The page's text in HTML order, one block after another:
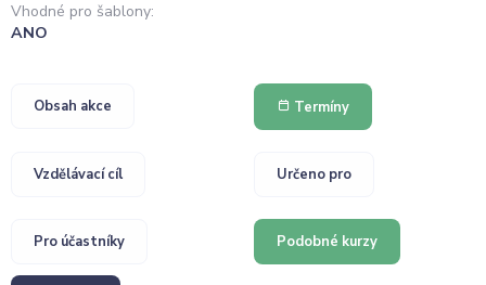
Vhodné pro šablony:
ANO
Obsah akce Termíny
Vzdělávací cíl Určeno pro
Pro účastníky Podobné kurzy